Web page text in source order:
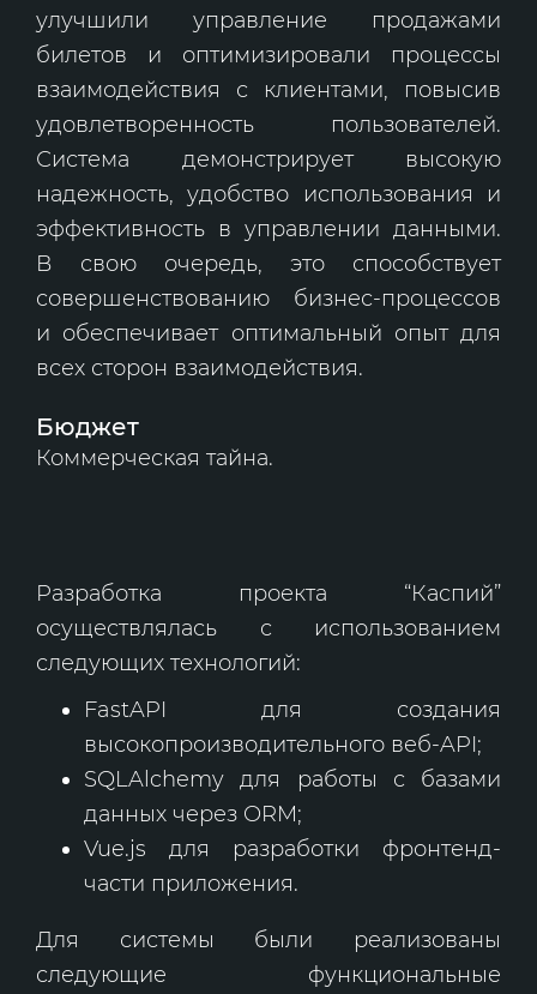
улучшили управление продажами
билетов и оптимизировали процессы
взаимодействия с клиентами, повысив
удовлетворенность пользователей.
Система демонстрирует высокую
надежность, удобство использования и
эффективность в управлении данными.
В свою очередь, это способствует
совершенствованию бизнес-процессов
и обеспечивает оптимальный опыт для
всех сторон взаимодействия.
Бюджет
Коммерческая тайна.
Разработка проекта “Каспий”
осуществлялась с использованием
следующих технологий:
FastAPI для создания
высокопроизводительного веб-API;
SQLAlchemy для работы с базами
данных через ORM;
Vue.js для разработки фронтенд-
части приложения.
Для системы были реализованы
следующие функциональные